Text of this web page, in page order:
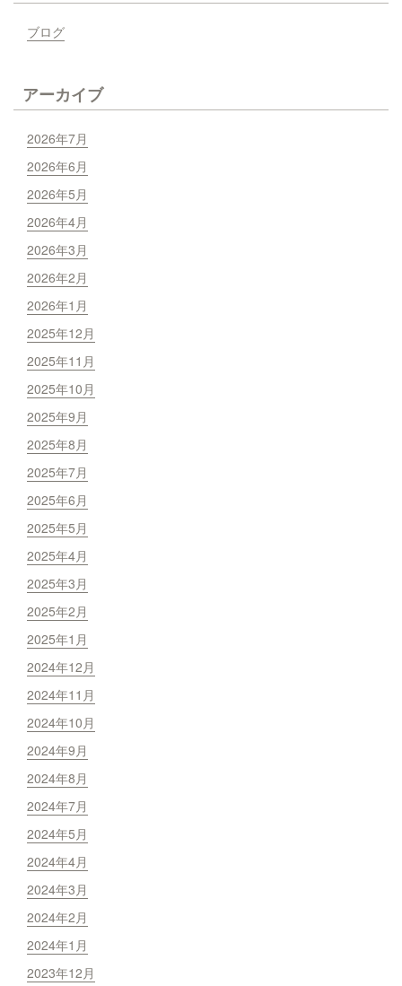
ブログ
アーカイブ
2026年7月
2026年6月
2026年5月
2026年4月
2026年3月
2026年2月
2026年1月
2025年12月
2025年11月
2025年10月
2025年9月
2025年8月
2025年7月
2025年6月
2025年5月
2025年4月
2025年3月
2025年2月
2025年1月
2024年12月
2024年11月
2024年10月
2024年9月
2024年8月
2024年7月
2024年5月
2024年4月
2024年3月
2024年2月
2024年1月
2023年12月